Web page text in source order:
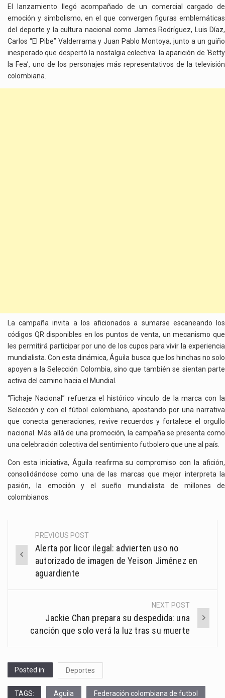
El lanzamiento llegó acompañado de un comercial cargado de
emoción y simbolismo, en el que convergen figuras emblemáticas
del deporte y la cultura nacional como James Rodríguez, Luis Díaz,
Carlos “El Pibe” Valderrama y Juan Pablo Montoya, junto a un guiño
inesperado que despertó la nostalgia colectiva: la aparición de ‘Betty
la Fea’, uno de los personajes más representativos de la televisión
colombiana.
La campaña invita a los aficionados a sumarse escaneando los
códigos QR disponibles en los puntos de venta, un mecanismo que
les permitirá participar por uno de los cupos para vivir la experiencia
mundialista. Con esta dinámica, Águila busca que los hinchas no solo
apoyen a la Selección Colombia, sino que también se sientan parte
activa del camino hacia el Mundial.
“Fichaje Nacional” refuerza el histórico vínculo de la marca con la
Selección y con el fútbol colombiano, apostando por una narrativa
que conecta generaciones, revive recuerdos y fortalece el orgullo
nacional. Más allá de una promoción, la campaña se presenta como
una celebración colectiva del sentimiento futbolero que une al país.
Con esta iniciativa, Águila reafirma su compromiso con la afición,
consolidándose como una de las marcas que mejor interpreta la
pasión, la emoción y el sueño mundialista de millones de
colombianos.
Post
navigation
PREVIOUS POST
Alerta por licor ilegal: advierten uso no
autorizado de imagen de Yeison Jiménez en
aguardiente
NEXT POST
Jackie Chan prepara su despedida: una
canción que solo verá la luz tras su muerte
Posted in: Deportes
TAGS: Aguila Federación colombiana de futbol